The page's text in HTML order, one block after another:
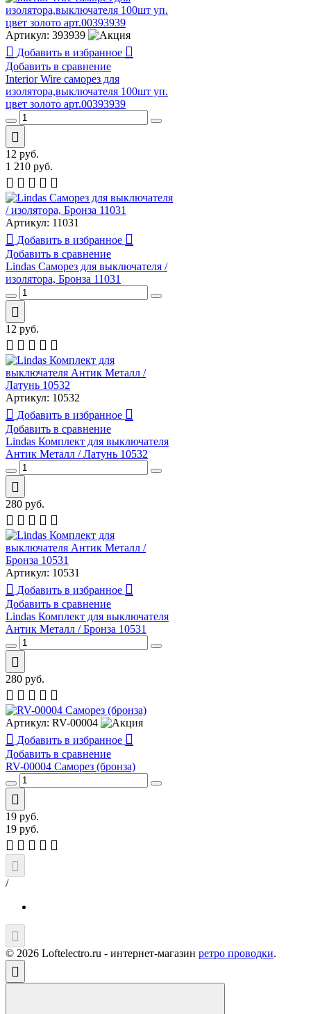
Артикул: 393939
Добавить в избранное
Добавить в сравнение
Interior Wire cаморез для
изолятора,выключателя 100шт уп.
цвет золото арт.00393939
12 руб.
1 210 руб.
Артикул: 11031
Добавить в избранное
Добавить в сравнение
Lindas Саморез для выключателя /
изолятора, Бронза 11031
12 руб.
Артикул: 10532
Добавить в избранное
Добавить в сравнение
Lindas Комплект для выключателя
Антик Металл / Латунь 10532
280 руб.
Артикул: 10531
Добавить в избранное
Добавить в сравнение
Lindas Комплект для выключателя
Антик Металл / Бронза 10531
280 руб.
Артикул: RV-00004
Добавить в избранное
Добавить в сравнение
RV-00004 Саморез (бронза)
19 руб.
19 руб.
/
© 2026 Loftelectro.ru - интернет-магазин ретро проводки.